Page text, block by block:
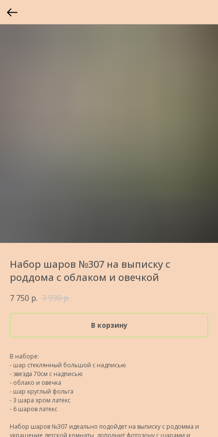
Набор шаров №307 на выписку с
роддома с облаком и овечкой
7 750 р. 7 930р.
В корзину
В наборе:
- шар стеклянный большой с надписью
- звезда 70см с надписью
- облако и овечка
- шар круглый фольга
- 3 шара хром латекс
- 6 шаров латекс
Набор шаров №307 идеально подойдет на выписку с родомма и